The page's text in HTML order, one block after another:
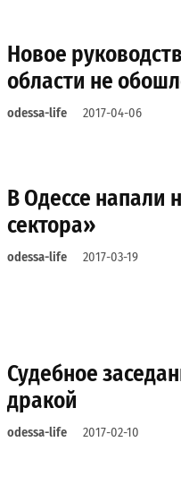
Новое
области не
odessa-life 2017-04-06
В Одессе напали
сектора»
odessa-life 2017-03-19
Судебное
дракой
odessa-life 2017-02-10